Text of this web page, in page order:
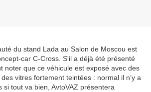
du stand Lada au Salon de Moscou est
car C-Cross. S'il a déjà été présenté
noter que ce véhicule est exposé avec des
vitres fortement teintées : normal il n’y a
si tout va bien, AvtoVAZ présentera